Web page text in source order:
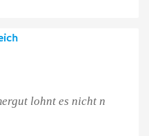
lohnt es nicht n